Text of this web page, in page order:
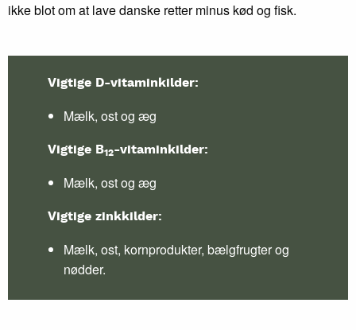
ikke blot om at lave danske retter minus kød og fisk.
Vigtige D-vitaminkilder:
Mælk, ost og æg
Vigtige B12-vitaminkilder:
Mælk, ost og æg
Vigtige zinkkilder:
Mælk, ost, kornprodukter, bælgfrugter og
nødder.